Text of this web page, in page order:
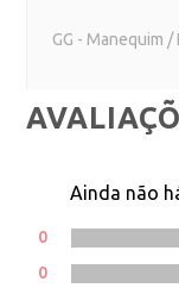
GG - Manequim
Ainda não
0
0